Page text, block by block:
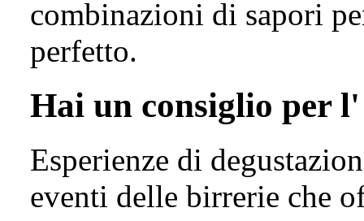
combinazioni di sapori
perfetto.
Hai un consiglio per
Esperienze di
eventi delle birrerie che